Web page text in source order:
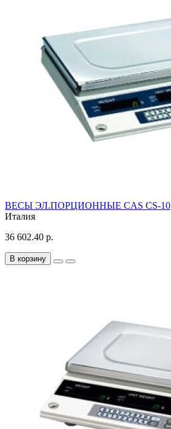
ВЕСЫ ЭЛ.ПОРЦИОННЫЕ CAS CS-10
Италия
36 602.40 р.
В корзину